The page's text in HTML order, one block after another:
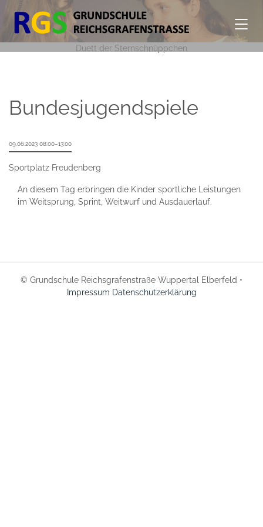
Duett der Sternschnüppchen
Bundesjugendspiele
09.06.2023 08:00–13:00
Sportplatz Freudenberg
An diesem Tag erbringen die Kinder sportliche Leistungen
im Weitsprung, Sprint, Weitwurf und Ausdauerlauf.
© Grundschule Reichsgrafenstraße Wuppertal Elberfeld •
Impressum Datenschutzerklärung